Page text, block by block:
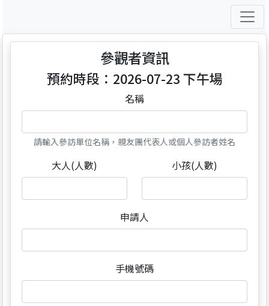
參觀者資訊
預約時段：2026-07-23 下午場
名稱
請輸入參訪單位名稱，親友團代表人或個人參訪者姓名
大人(人數) 小孩(人數)
申請人
手機號碼